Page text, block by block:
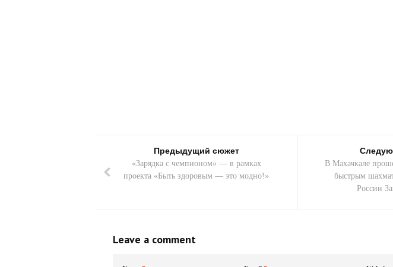
Предыдущий сюжет
«Зарядка с чемпионом» — в рамках
проекта «Быть здоровым — это модно!»
В Махачкале
быстрым
России
Leave a comment